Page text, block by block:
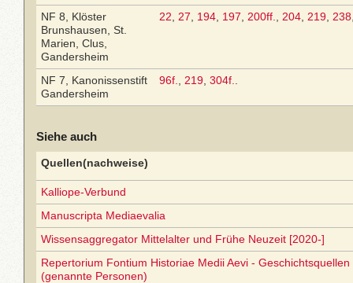
NF 8, Klöster
Brunshausen, St.
Marien, Clus,
Gandersheim
22 27 194 197 200ff. 204 219 238
NF 7, Kanonissenstift
Gandersheim
96f. 219 304f.
Siehe auch
Quellen(nachweise)
Kalliope-Verbund
Manuscripta Mediaevalia
Wissensaggregator Mittelalter und Frühe Neuzeit [2020-]
Repertorium Fontium Historiae Medii Aevi -
(genannte Personen)